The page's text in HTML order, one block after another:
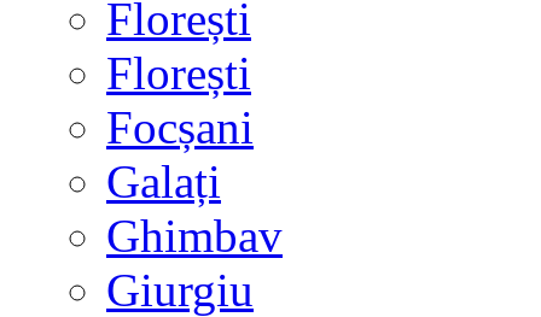
Florești
Florești
Focșani
Galați
Ghimbav
Giurgiu